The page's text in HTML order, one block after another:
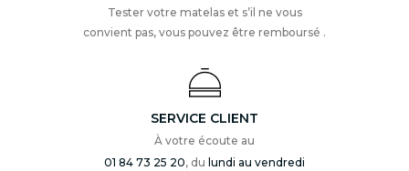
Tester votre matelas et s’il ne vous
convient pas, vous pouvez être remboursé .
SERVICE CLIENT
À votre écoute au
01 84 73 25 20, du lundi au vendredi